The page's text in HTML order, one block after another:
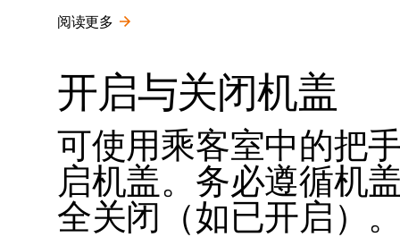
阅读更多
开启与关闭机盖
可使用乘客室中的把
启机盖。务必遵循机
全关闭（如已开启）